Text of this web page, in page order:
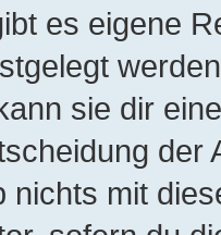
es eigene
sie dir
der
nichts mit